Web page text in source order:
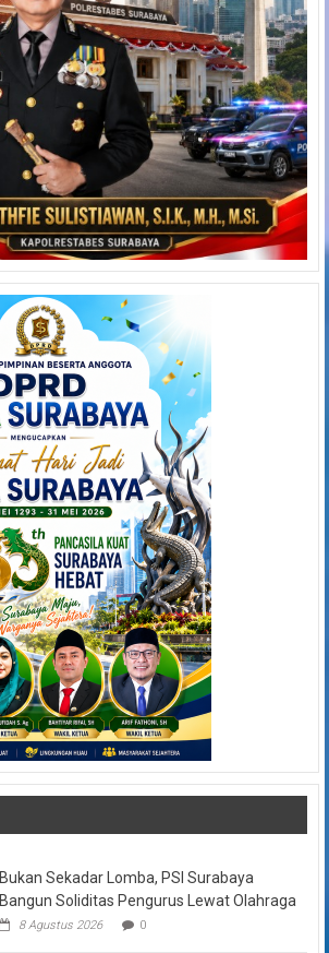
Bukan Sekadar Lomba, PSI Surabaya
Bangun Soliditas Pengurus Lewat Olahraga
8 Agustus 2026 0